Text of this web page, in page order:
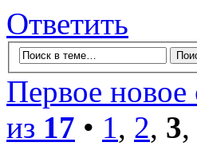
Ответить
Первое
из 17 • 1, 2, 3,